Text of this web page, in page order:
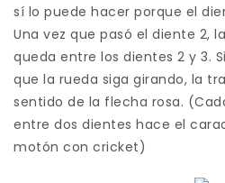
sí lo puede hacer porque el
Una vez que pasó el diente 2,
queda entre los dientes 2 y 3.
que la rueda siga girando, la
sentido de la flecha rosa.
entre dos dientes hace el
motón con cricket)